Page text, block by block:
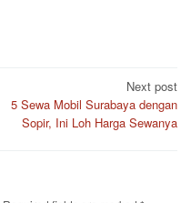
Next post
5 Sewa Mobil Surabaya dengan
Sopir, Ini Loh Harga Sewanya